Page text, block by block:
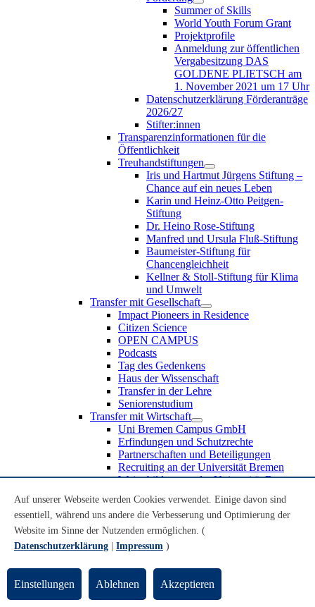
Summer of Skills
World Youth Forum Grant
Projektprofile
Anmeldung zur öffentlichen
Vergabesitzung DAS
GOLDENE PLIETSCH am
1. November 2021 um 17 Uhr
Datenschutzerklärung Förderanträge
2026/27
Stifter:innen
Transparenzinformationen für die
Öffentlichkeit
Treuhandstiftungen
Iris und Hartmut Jürgens Stiftung –
Chance auf ein neues Leben
Karin und Heinz-Otto Peitgen-
Stiftung
Dr. Heino Rose-Stiftung
Manfred und Ursula Fluß-Stiftung
Baumeister-Stiftung für
Chancengleichheit
Kellner & Stoll-Stiftung für Klima
und Umwelt
Transfer mit Gesellschaft
Impact Pioneers in Residence
Citizen Science
OPEN CAMPUS
Podcasts
Tag des Gedenkens
Haus der Wissenschaft
Transfer in der Lehre
Seniorenstudium
Transfer mit Wirtschaft
Uni Bremen Campus GmbH
Erfindungen und Schutzrechte
Partnerschaften und Beteiligungen
Recruiting an der Universität Bremen
Weiterbildung an der Universität Bremen
Schülerinnen und Schüler
MINT-Schnupperstudium
Schulklassen
Lehrkräfte
UniTransfer - Servicestelle für Transferaktivitäten
Transfermagazin der Universität Bremen
Auf unserer Webseite werden Cookies verwendet. Einige davon sind
essentiell, während uns andere die Verbesserung und Optimierung der
Website im Sinne der Nutzenden ermöglichen. (
Datenschutzerklärung
Impressum )
Einstellungen Ablehnen Akzeptieren